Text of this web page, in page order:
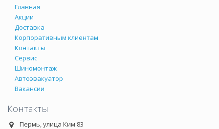
Главная
Акции
Доставка
Корпоративным клиентам
Контакты
Сервис
Шиномонтаж
Автоэвакуатор
Вакансии
Контакты
Пермь, улица Ким 83